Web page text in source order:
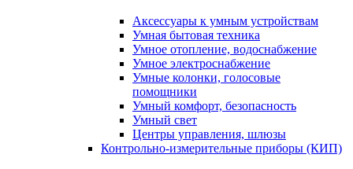
Аксессуары к умным устройствам
Умная бытовая техника
Умное отопление, водоснабжение
Умное электроснабжение
Умные колонки, голосовые
помощники
Умный комфорт, безопасность
Умный свет
Центры управления, шлюзы
Контрольно-измерительные приборы (КИП)